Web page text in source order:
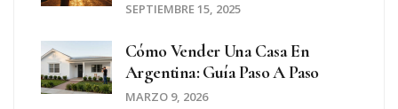
SEPTIEMBRE 15, 2025
Cómo Vender Una Casa En
Argentina: Guía Paso A Paso
MARZO 9, 2026